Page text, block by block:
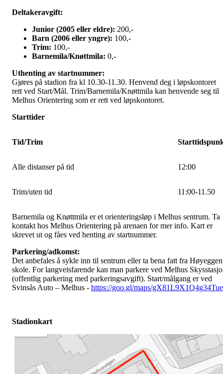
Deltakeravgift:
Junior (2005 eller eldre): 200,-
Barn (2006 eller yngre): 100,-
Trim: 100,-
Barnemila/Knøttmila: 0,-
Uthenting av startnummer:
Gjøres på stadion fra kl 10.30-11.30. Henvend deg i løpskontoret
rett ved Start/Mål. Trim/Barnemila/Knøttmila kan henvende seg til
Melhus Orientering som er rett ved løpskontoret.
Starttider
Tid/Trim
Alle distanser på tid 12:00
Trim/uten tid 11:00-11.50
Barnemila og Knøttmila er et orienteringsløp i Melhus sentrum. Ta
kontakt hos Melhus Orientering på arenaen for mer info. Kart er
skrevet ut og fåes ved henting av startnummer.
Parkering/adkomst:
Det anbefales å sykle inn til sentrum eller ta bena fatt fra Høyeggen
skole. For langveisfarende kan man parkere ved Melhus
(offentlig parkering med parkeringsavgift). Start/målgang er ved
Svinsås Auto – Melhus - https://goo.gl/maps/
Stadionkart